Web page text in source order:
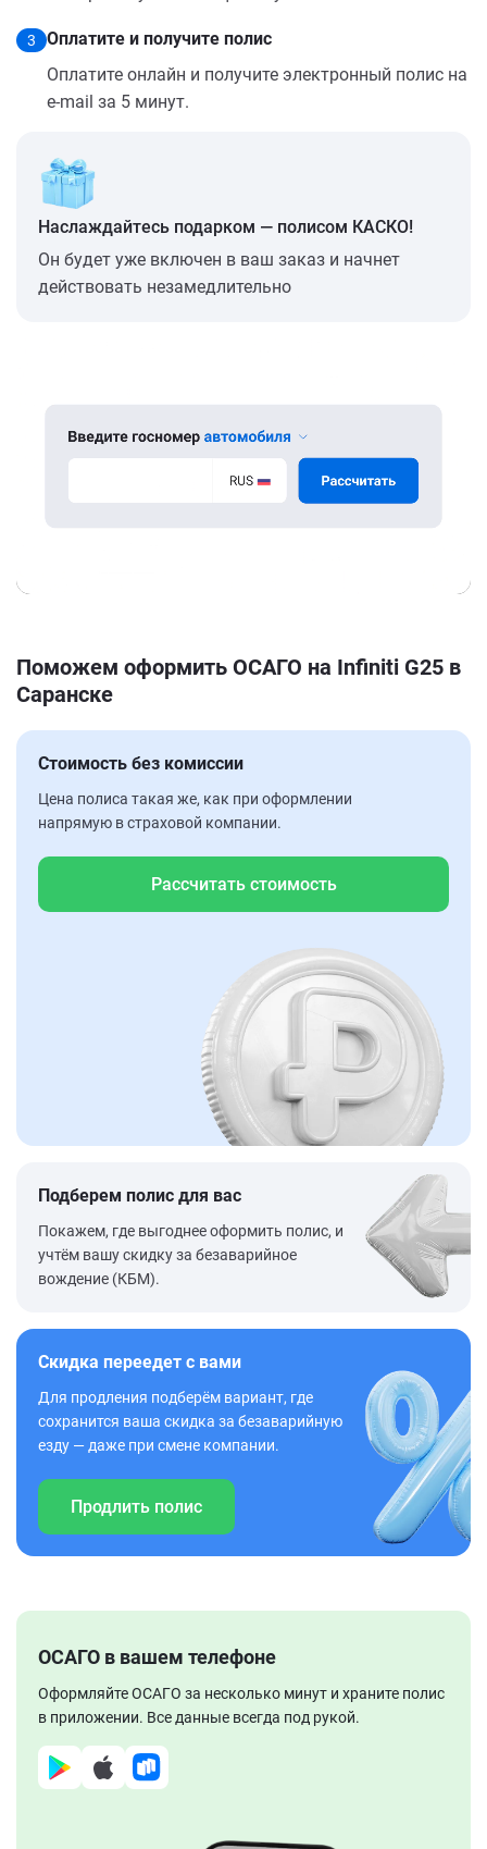
3
Оплатите и получите полис
Оплатите онлайн и получите электронный полис на
e-mail за 5 минут.
Наслаждайтесь подарком — полисом КАСКО!
Он будет уже включен в ваш заказ и начнет
действовать незамедлительно
Поможем оформить ОСАГО на Infiniti G25 в
Саранске
Стоимость без комиссии
Цена полиса такая же, как при оформлении
напрямую в страховой компании.
Рассчитать стоимость
Подберем полис для вас
Покажем, где выгоднее оформить полис, и
учтём вашу скидку за безаварийное
вождение (КБМ).
Скидка переедет с вами
Для продления подберём вариант, где
сохранится ваша скидка за безаварийную
езду — даже при смене компании.
Продлить полис
ОСАГО в вашем телефоне
Оформляйте ОСАГО за несколько минут и храните полис
в приложении. Все данные всегда под рукой.